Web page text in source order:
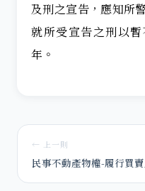
及刑之宣告，應知所
就所受宣告之刑以
年。
← 上一則
民事不動產物權-履行買